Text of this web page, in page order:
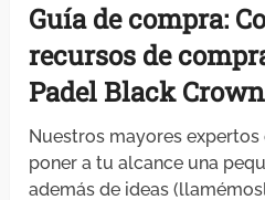
Guía de compra:
recursos de
Padel Black
Nuestros mayores
poner a tu alcance una
además de ideas